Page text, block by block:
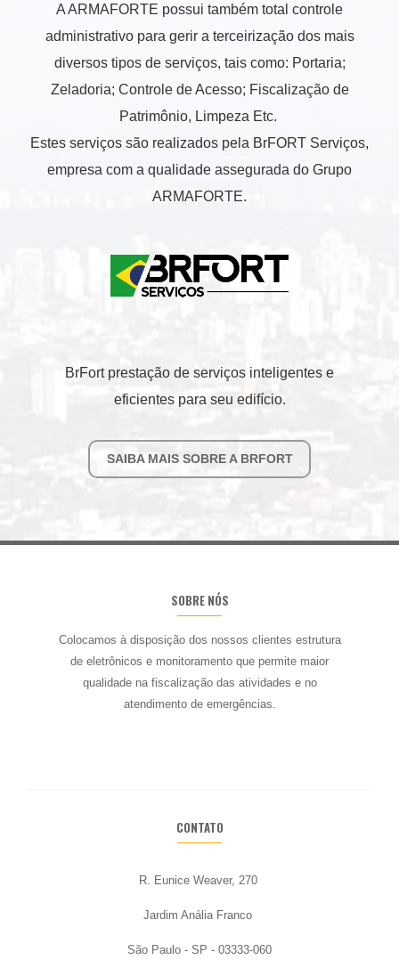
A ARMAFORTE possui também total controle
administrativo para gerir a terceirização dos mais
diversos tipos de serviços, tais como: Portaria;
Zeladoria; Controle de Acesso; Fiscalização de
Patrimônio, Limpeza Etc.
Estes serviços são realizados pela BrFORT Serviços,
empresa com a qualidade assegurada do Grupo
ARMAFORTE.
BrFort prestação de serviços inteligentes e
eficientes para seu edifício.
SAIBA MAIS SOBRE A BRFORT
SOBRE NÓS
Colocamos à disposição dos nossos clientes estrutura
de eletrônicos e monitoramento que permite maior
qualidade na fiscalização das atividades e no
atendimento de emergências.
CONTATO
R. Eunice Weaver, 270
Jardim Anália Franco
São Paulo - SP - 03333-060